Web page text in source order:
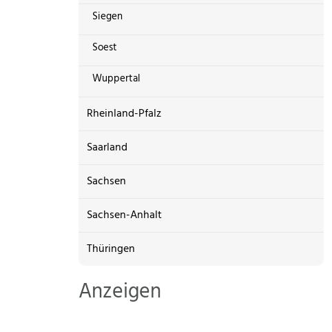
Siegen
Soest
Wuppertal
Rheinland-Pfalz
Saarland
Sachsen
Sachsen-Anhalt
Thüringen
Anzeigen